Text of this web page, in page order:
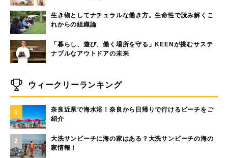
生き物としてナチュラルな働き方。生命性で読み解くこ
れからの組織論
「暮らし、遊び、働く場所を守る」KEENが挑むサステ
ナブルなアウトドアの未来
ウィークリーランキング
1
奈良近県で海水浴！奈良から日帰りで行けるビーチをご
紹介
2
大洗サンビーチに海の家はある？大洗サンビーチの海の
家情報！